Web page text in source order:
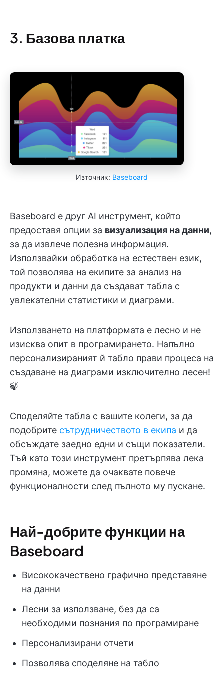
3. Базова платка
Източник: Baseboard
Baseboard е друг AI инструмент, който
предоставя опции за визуализация на данни,
за да извлече полезна информация.
Използвайки обработка на естествен език,
той позволява на екипите за анализ на
продукти и данни да създават табла с
увлекателни статистики и диаграми.
Използването на платформата е лесно и не
изисква опит в програмирането. Напълно
персонализираният й табло прави процеса на
създаване на диаграми изключително лесен!
🍃
Споделяйте табла с вашите колеги, за да
подобрите сътрудничеството в екипа и да
обсъждате заедно едни и същи показатели.
Тъй като този инструмент претърпява лека
промяна, можете да очаквате повече
функционалности след пълното му пускане.
Най-добрите функции на
Baseboard
Висококачествено графично представяне
на данни
Лесни за използване, без да са
необходими познания по програмиране
Персонализирани отчети
Позволява споделяне на табло